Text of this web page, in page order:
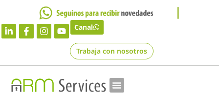
Canal
Trabaja con nosotros